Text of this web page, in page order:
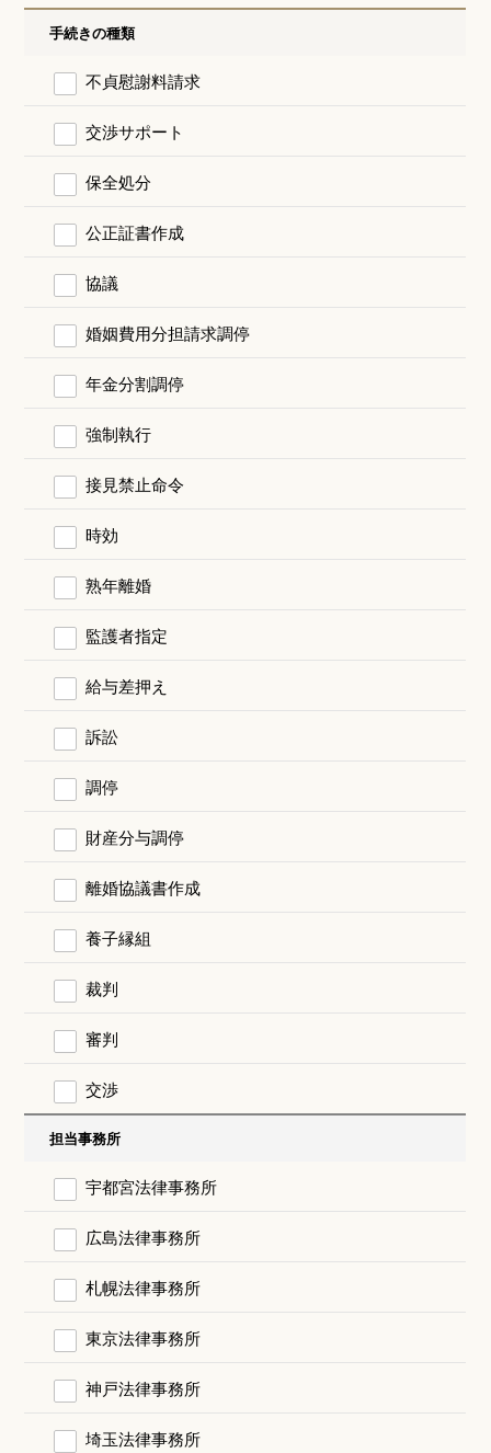
手続きの種類
不貞慰謝料請求
交渉サポート
保全処分
公正証書作成
協議
婚姻費用分担請求調停
年金分割調停
強制執行
接見禁止命令
時効
熟年離婚
監護者指定
給与差押え
訴訟
調停
財産分与調停
離婚協議書作成
養子縁組
裁判
審判
交渉
担当事務所
宇都宮法律事務所
広島法律事務所
札幌法律事務所
東京法律事務所
神戸法律事務所
埼玉法律事務所